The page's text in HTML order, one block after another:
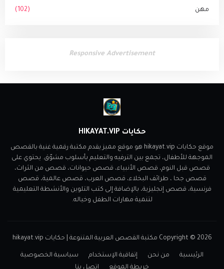
مهن (102)
Responsive Advertisement
حكايات HIKAYAT.VIP
موقع حكايات hikayat.vip هو موقع مميز يقدم مكتبة رقمية غنية بالقصص
الموجهة للأطفال، تجمع بين الترفيه والتعليم بأسلوب مشوّق. يحتوي على
قصص قبل النوم، قصص الأنبياء، قصص حيوانات، قصص من الثراث،
قصص جحا ، طرائف البخلاء، قصص العرب، قصص عالمية، قصص
فرنسية، قصص إنجليزية، بالإضافة إلى كتب التلوين والأنشطة التعليمية
لتنمية مهارات الطفل وخياله.
Copyright © 2026 مكتبة القصص العربية المتنوعة | حكايات hikayat.vip
الرئيسية من نحن إتفاقية الإستخدام
سياسية الخصوصية
خريطة الموقع
إتصل بنا